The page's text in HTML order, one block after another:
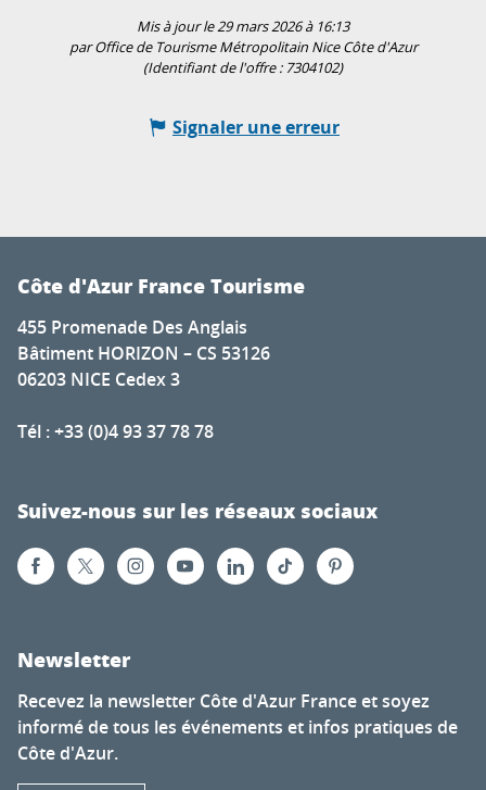
Mis à jour le 29 mars 2026 à 16:13
par Office de Tourisme Métropolitain Nice Côte d'Azur
(Identifiant de l'offre : 7304102)
Signaler une erreur
Côte d'Azur France Tourisme
455 Promenade Des Anglais
Bâtiment HORIZON – CS 53126
06203 NICE Cedex 3
Tél : +33 (0)4 93 37 78 78
Suivez-nous sur les réseaux sociaux
Newsletter
Recevez la newsletter Côte d'Azur France et soyez
informé de tous les événements et infos pratiques de
Côte d'Azur.